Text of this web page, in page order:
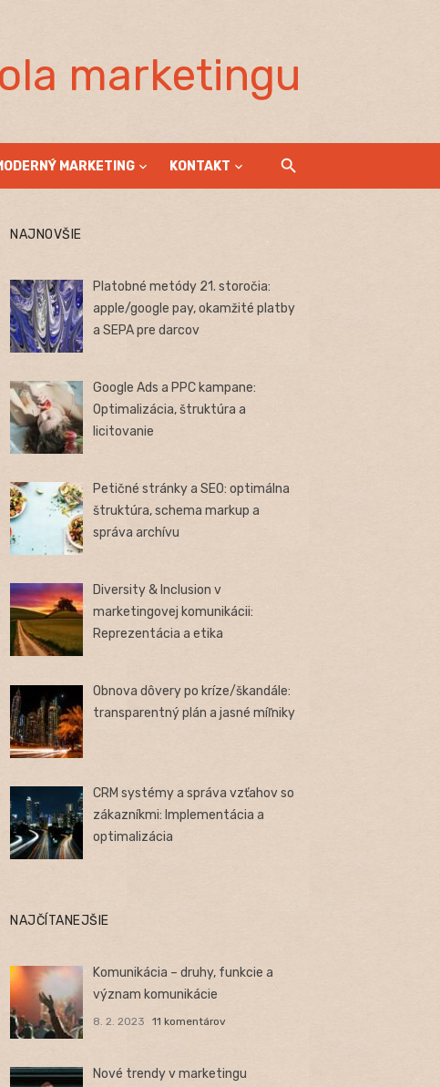
marketingu
MARKETING KONTAKT
NAJNOVŠIE
Platobné metódy 21. storočia:
apple/google pay, okamžité platby
a SEPA pre darcov
Google Ads a PPC kampane:
Optimalizácia, štruktúra a
licitovanie
Petičné stránky a SEO: optimálna
štruktúra, schema markup a
správa archívu
Diversity & Inclusion v
marketingovej komunikácii:
Reprezentácia a etika
Obnova dôvery po kríze/škandále:
transparentný plán a jasné míľniky
CRM systémy a správa vzťahov so
zákazníkmi: Implementácia a
optimalizácia
NAJČÍTANEJŠIE
Komunikácia – druhy, funkcie a
význam komunikácie
8. 2. 2023 11 komentárov
Nové trendy v marketingu